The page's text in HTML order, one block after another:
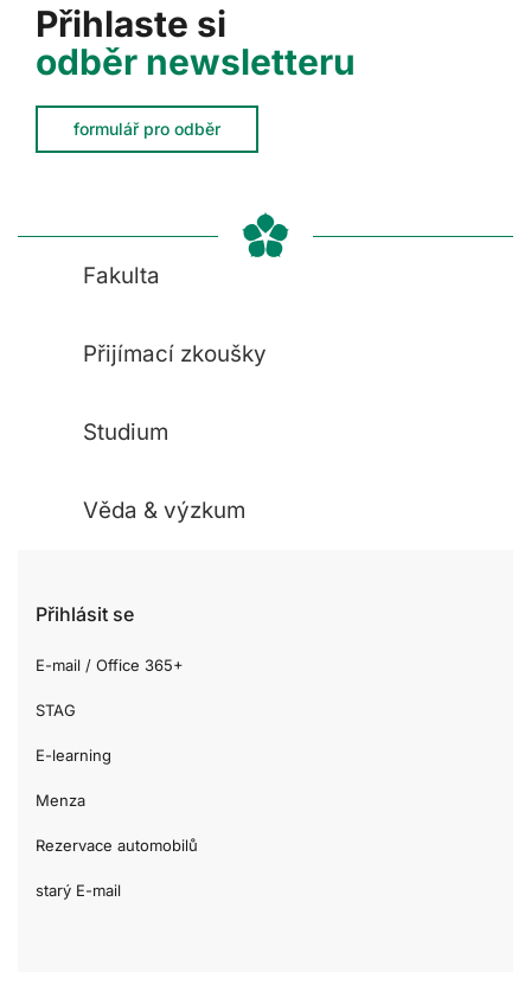
Přihlaste si
odběr newsletteru
formulář pro odběr
Fakulta
Přijímací zkoušky
Studium
Věda & výzkum
Přihlásit se
E-mail / Office 365+
STAG
E-learning
Menza
Rezervace automobilů
starý E-mail